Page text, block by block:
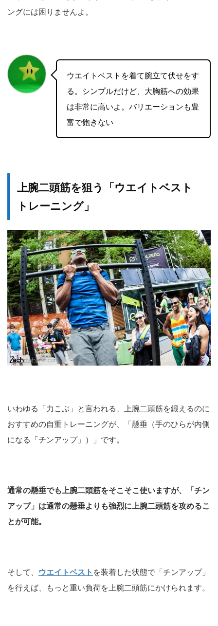
ングには困りませんよ。
ウエイトベストを着て腕立て伏せをす
る。シンプルだけど、大胸筋への効果
は非常に高いよ。バリエーションも豊
富で飽きない
上腕二頭筋を狙う「ウエイトベスト
トレーニング」
いわゆる「力こぶ」と言われる、上腕二頭筋を鍛えるのに
おすすめの自重トレーニングが、「懸垂（手のひらが内側
になる「チンアップ」）」です。
通常の懸垂でも上腕二頭筋をそこそこ使いますが、「チン
アップ」は通常の懸垂よりも強烈に上腕二頭筋を攻めるこ
とが可能。
そして、 ウエイトベスト を装着した状態で「チンアップ」
を行えば、もっと重い負荷を上腕二頭筋にかけられます。